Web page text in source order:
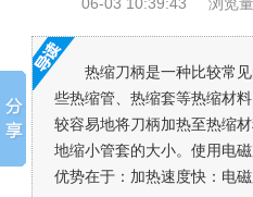
热缩刀柄是一种比较常
些热缩管、热缩套等热缩材
较容易地将刀柄加热至热缩
地缩小管套的大小。使用电
优势在于：加热速度快：电磁